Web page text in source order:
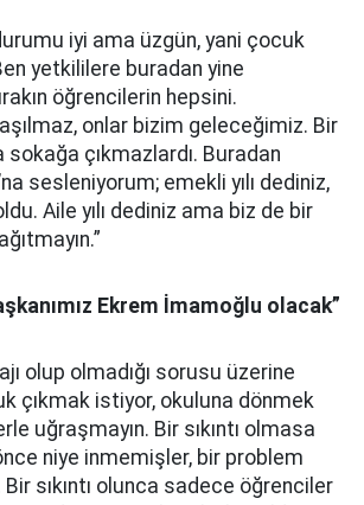
durumu iyi ama üzgün, yani çocuk
yetkililere buradan yine
öğrencilerin hepsini.
onlar bizim geleceğimiz. Bir
çıkmazlardı. Buradan
sesleniyorum; emekli yılı dediniz,
Aile yılı dediniz ama biz de bir
Ekrem İmamoğlu olacak”
olup olmadığı sorusu üzerine
çıkmak istiyor, okuluna dönmek
uğraşmayın. Bir sıkıntı olmasa
niye inmemişler, bir problem
sıkıntı olunca sadece öğrenciler